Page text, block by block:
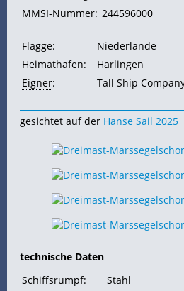
MMSI-Nummer: 244596000
Flagge:
Niederlande
Heimathafen:
Harlingen
Eigner: Tall Ship
gesichtet auf der Hanse Sail 2025
technische Daten
Schiffsrumpf:
Stahl